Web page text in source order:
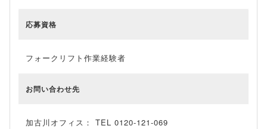
応募資格
フォークリフト作業経験者
お問い合わせ先
加古川オフィス： TEL 0120-121-069